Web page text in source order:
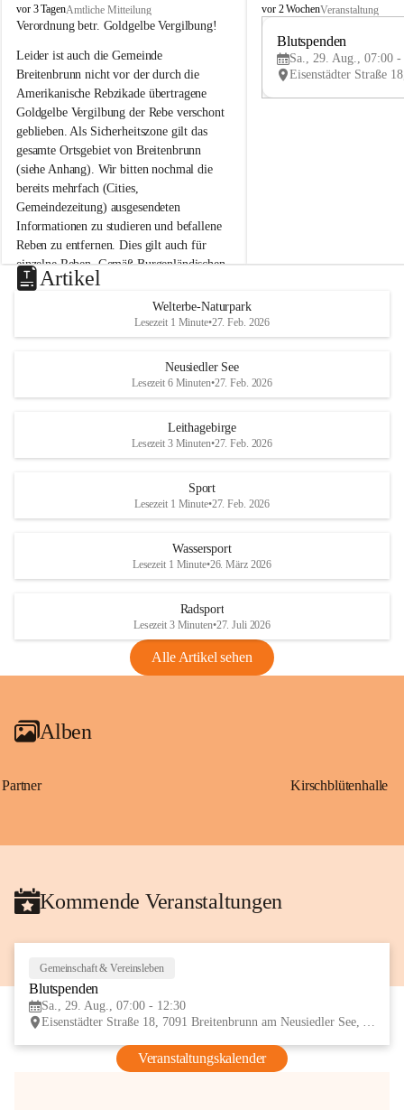
B
r
i
t
e
n
b
r
u
n
n
a
m
N
e
u
s
d
S
vor 3 TagenAmtliche Mitteilung
Verordnung betr. Goldgelbe Vergilbung!
Leider ist auch die Gemeinde
Breitenbrunn nicht vor der durch die
Amerikanische Rebzikade übertragene
Goldgelbe Vergilbung der Rebe verschont
geblieben. Als Sicherheitszone gilt das
gesamte Ortsgebiet von Breitenbrunn
(siehe Anhang). Wir bitten nochmal die
bereits mehrfach (Cities,
Gemeindezeitung) ausgesendeten
Informationen zu studieren und befallene
Reben zu entfernen. Dies gilt auch für
einzelne Reben. Gemäß Burgenländischen
Weinbaugesetz sind nicht gepflegte oder
unzulässige Weingärten zu roden! Bitte
helfen wir zusammen um unsere Winzer
vor den prognostizierten Ernteausfällen
und den daraus folgenden wirtschaftlichen
Maßnahmen zur Bekämpfung
Rebe und der Amerikanischen
Anhang VBl. EU Nr. 18
1 Seite•1,4 MB
VBl. EU Nr. 18_2026
B
e
u
e
d
r
S
vor 2 WochenVeranstaltung
Blutspenden
Sa., 29. Aug., 07:00 -
Artikel
Welterbe-Naturpark
Lesezeit 1 Minute•27. Feb. 2026
Neusiedler See
Lesezeit 6 Minuten•27. Feb. 2026
Leithagebirge
Lesezeit 3 Minuten•27. Feb. 2026
Sport
Lesezeit 1 Minute•27. Feb. 2026
Wassersport
Lesezeit 1 Minute•26. März 2026
Radsport
Lesezeit 3 Minuten•27. Juli 2026
Alle Artikel sehen
Alben
Partner Kirschblütenhalle
Kommende Veranstaltungen
Gemeinschaft & Vereinsleben
Blutspenden
Sa., 29. Aug., 07:00 - 12:30
Eisenstädter Straße 18, 7091 Breitenbrunn am Neusiedler See, AUT
Veranstaltungskalender